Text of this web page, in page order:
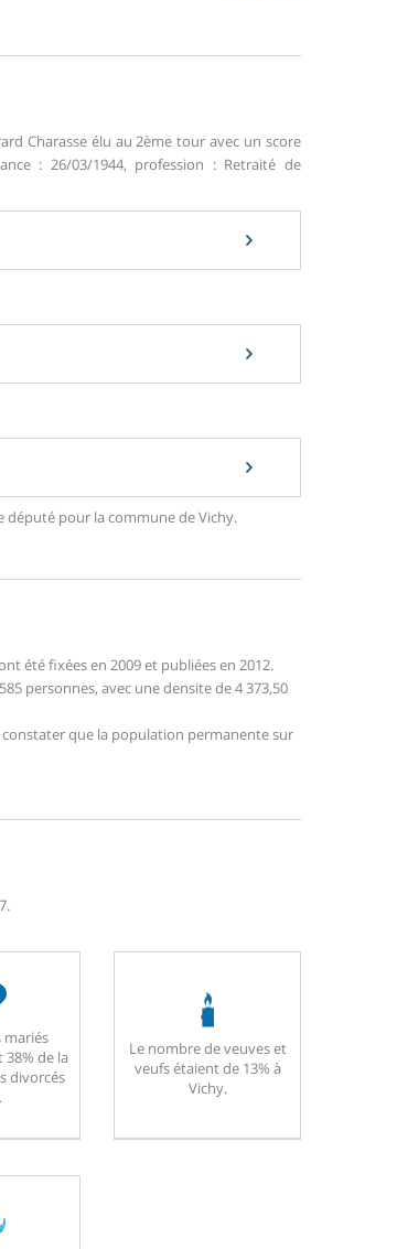
Charasse élu au 2ème tour avec un score
: 26/03/1944, profession : Retraité de
député pour la commune de Vichy.
été fixées en 2009 et publiées en 2012.
personnes, avec une densite de 4 373,50
constater que la population permanente sur
mariés
de la
divorcés
Le nombre de veuves et
veufs étaient de 13% à
Vichy.